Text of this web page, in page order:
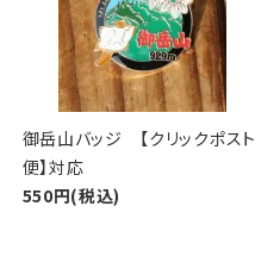
御岳山バッジ 【クリックポスト
便】対応
550円(税込)